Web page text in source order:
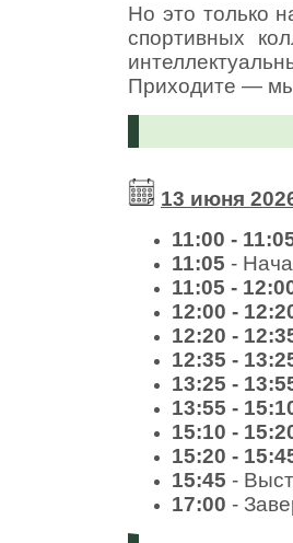
Но это только
спортивных
Приходите —
13 июня
11:00 -
11:05 -
11:05 -
12:00 -
12:20 -
12:35 -
13:25 -
13:55 -
15:10 -
15:20 -
15:45 -
17:00 -